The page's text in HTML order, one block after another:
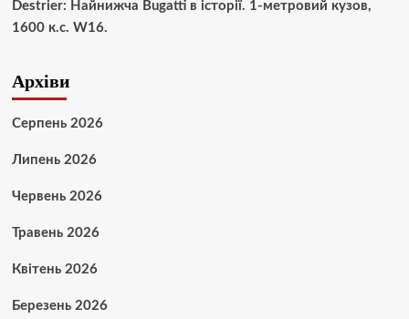
Destrier: Найнижча Bugatti в історії. 1-метровий кузов,
1600 к.с. W16.
Архіви
Серпень 2026
Липень 2026
Червень 2026
Травень 2026
Квітень 2026
Березень 2026